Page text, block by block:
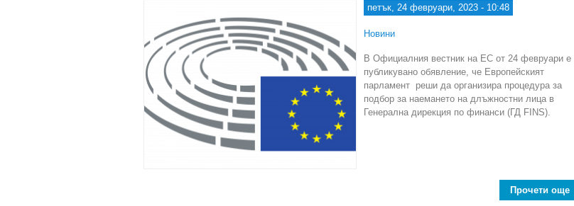
петък, 24 февруари, 2023 - 10:48
Новини
В Официалния вестник на ЕС от 24 февруари е
публикувано обявление, че Европейският
парламент реши да организира процедура за
подбор за наемането на длъжностни лица в
Генерална дирекция по финанси (ГД FINS).
Прочети още